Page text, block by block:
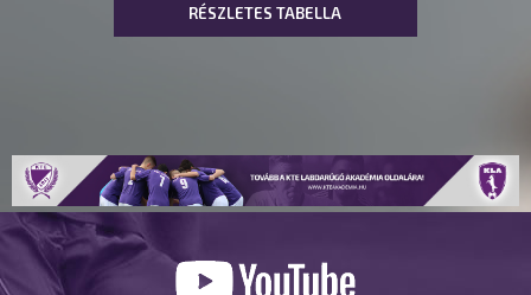
RÉSZLETES TABELLA